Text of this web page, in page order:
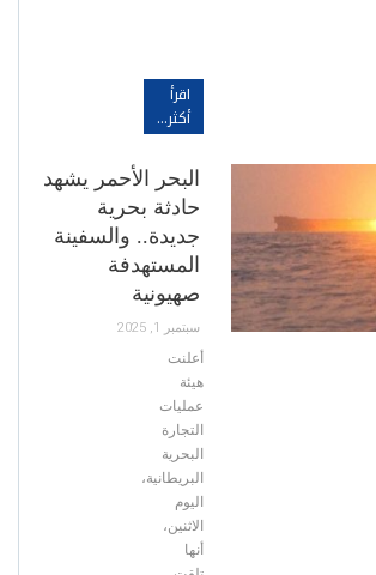
اقرأ
أكثر...
البحر الأحمر يشهد
حادثة بحرية
جديدة.. والسفينة
المستهدفة
صهيونية
سبتمبر 1, 2025
أعلنت
هيئة
عمليات
التجارة
البحرية
البريطانية،
اليوم
الاثنين،
أنها